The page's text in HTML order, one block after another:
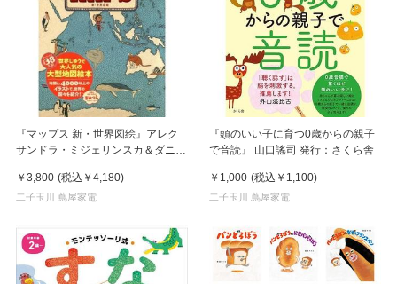
『マップス 新・世界図絵』アレク
サンドラ・ミジェリンスカ＆ダニエ
児童書編集部(著/文)発行：徳間書店
￥3,800 (税込 ￥4,180)
二子玉川 蔦屋家電
『頭のいい子に育つ0歳からの親子
で音読』 山口謠司 発行：さくら舎
￥1,000 (税込 ￥1,100)
二子玉川 蔦屋家電